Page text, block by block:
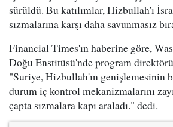
sürüldü. Bu katılımlar, Hizbullah'ı
sızmalarına karşı daha savunmasız
Financial Times'ın haberine göre,
Doğu Enstitüsü'nde program
"Suriye, Hizbullah'ın genişlemesinin
durum iç kontrol mekanizmalarını
çapta sızmalara kapı araladı." dedi.